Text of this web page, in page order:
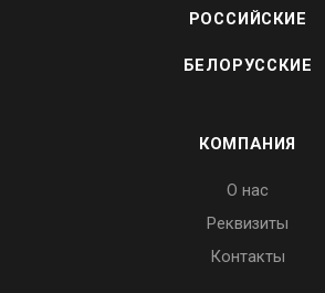
РОССИЙСКИЕ
БЕЛОРУССКИЕ
КОМПАНИЯ
О нас
Реквизиты
Контакты